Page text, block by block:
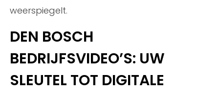
weerspiegelt.
DEN BOSCH
BEDRIJFSVIDEO’S: UW
SLEUTEL TOT DIGITALE